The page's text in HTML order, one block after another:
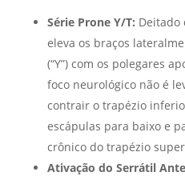
Série Prone Y/T: Deitado
eleva os braços
(“Y”) com os polegares
foco neurológico não é
contrair o trapézio
escápulas para baixo e
crônico do trapézio
Ativação do Serrátil